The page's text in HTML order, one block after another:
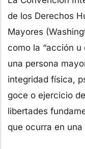
de los Derechos
Mayores
como la “acción
una persona
integridad física,
goce o ejercicio
libertades
que ocurra en una